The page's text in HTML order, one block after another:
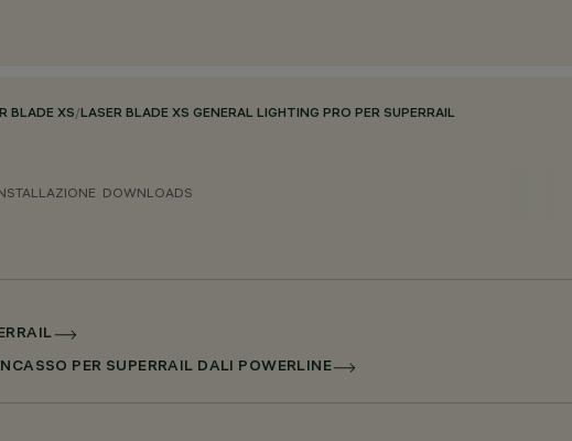
BLADE XS/LASER BLADE XS GENERAL LIGHTING PRO PER SUPERRAIL
DOWNLOADS
PER SUPERRAIL DALI POWERLINE